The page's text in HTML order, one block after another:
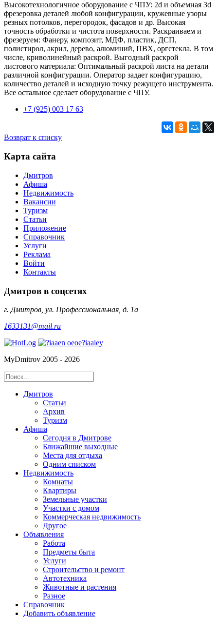
Высокотехнологичное оборудование с ЧПУ: 2d и объемная 3d
фрезеровка деталей любой конфигурации, кружевные узоры
резных потолков, перегородок, фасадов и др. Высокая
точность обработки и чистота поверхности. Раскраиваем и
фрезеруем: Фанеру, композит, МДФ, пластик, ДСП,
полистирол, акрил, дерево, алюминий, ПВХ, оргстекла. В том
числе, криволинейный раскрой. Выгодный раскрой
листового материала: Оптимальный раскрой листа на детали
различной конфигурации. Оператор задает конфигурацию,
количество деталей и исходную точку режущего инструмента.
Все остальное сделает оборудование с ЧПУ.
+7 (925) 003 17 63
Возврат к списку
Карта сайта
Дмитров
Афиша
Недвижимость
Вакансии
Туризм
Статьи
Приложение
Справочник
Услуги
Реклама
Войти
Контакты
Дмитров в соцсетях
г. Дмитров, ул. Профессиональная, д. 1а
1633131@mail.ru
MyDmitrov 2005 - 2026
Дмитров
Статьи
Архив
Туризм
Афиша
Сегодня в Дмитрове
Ближайшие выходные
Места для отдыха
Одним списком
Недвижимость
Комнаты
Квартиры
Земельные участки
Участки с домом
Коммерческая недвижимость
Другое
Объявления
Работа
Предметы быта
Услуги
Строительство и ремонт
Автотехника
Животные и растения
Разное
Справочник
Добавить объявление